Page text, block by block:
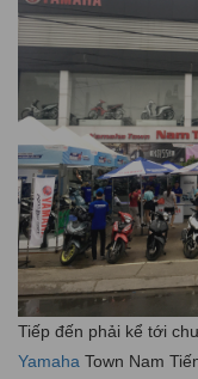
Tiếp đến phải kể tới
Yamaha Town Nam